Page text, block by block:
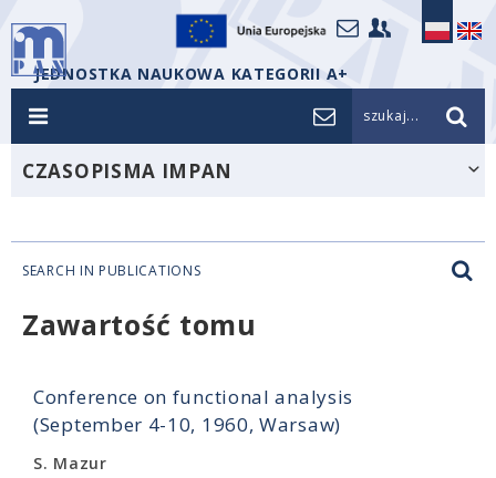
JEDNOSTKA NAUKOWA KATEGORII A+
szukaj...
CZASOPISMA IMPAN
SEARCH IN PUBLICATIONS
Zawartość tomu
Conference on functional analysis
(September 4-10, 1960, Warsaw)
S. Mazur